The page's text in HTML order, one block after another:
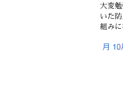
大変
いた
組み